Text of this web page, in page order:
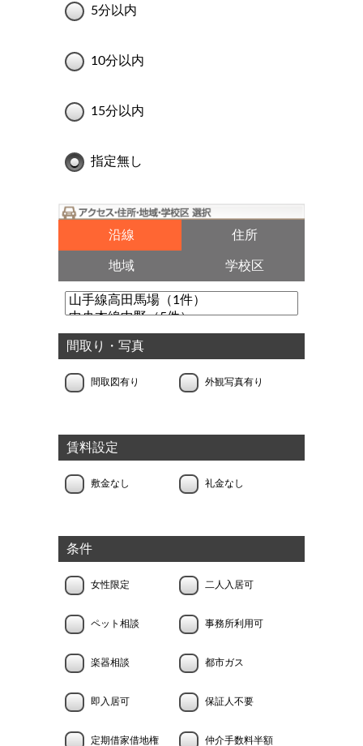
5分以内
10分以内
15分以内
指定無し
沿線 住所
地域 学校区
間取り・写真
間取図有り 外観写真有り
賃料設定
敷金なし 礼金なし
条件
女性限定 二人入居可
ペット相談 事務所利用可
楽器相談 都市ガス
即入居可 保証人不要
定期借家借地権 仲介手数料半額